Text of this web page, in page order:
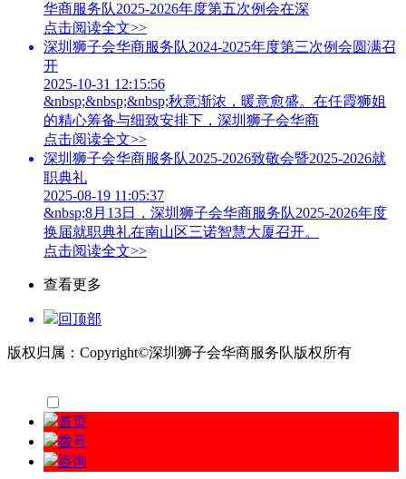
华商服务队2025-2026年度第五次例会在深
点击阅读全文>>
深圳狮子会华商服务队2024-2025年度第三次例会圆满召
开
2025-10-31 12:15:56
&nbsp;&nbsp;&nbsp;秋意渐浓，暖意愈盛。在任霞狮姐
的精心筹备与细致安排下，深圳狮子会华商
点击阅读全文>>
深圳狮子会华商服务队2025-2026致敬会暨2025-2026就
职典礼
2025-08-19 11:05:37
&nbsp;8月13日，深圳狮子会华商服务队2025-2026年度
换届就职典礼在南山区三诺智慧大厦召开。
点击阅读全文>>
查看更多
回顶部
版权归属：Copyright©深圳狮子会华商服务队版权所有
首页
拨号
咨询